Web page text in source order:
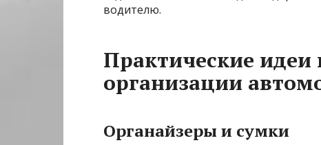
водителю.
Практические
организации
Органайзеры и сумки